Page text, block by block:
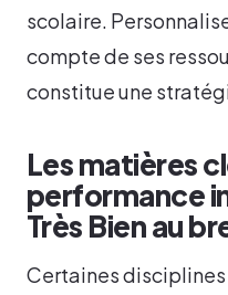
scolaire.
compte de ses
constitue une
Les matières
performance
Très Bien au
Certaines